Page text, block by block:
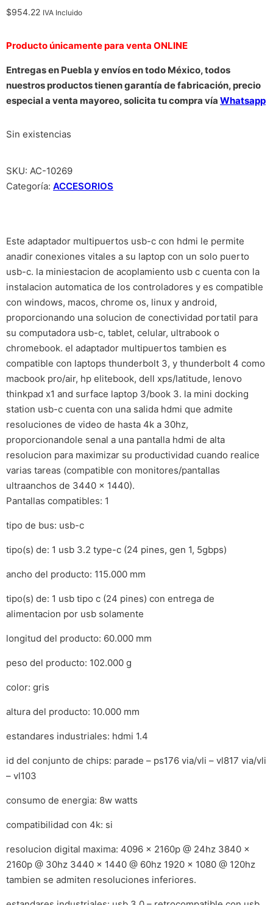
$954.22 IVA Incluido
Producto únicamente para venta ONLINE
Entregas en Puebla y envíos en todo México, todos
nuestros productos tienen garantía de fabricación, precio
especial a venta mayoreo, solicita tu compra vía Whatsapp
Sin existencias
SKU: AC-10269
Categoría: ACCESORIOS
Este adaptador multipuertos usb-c con hdmi le permite
anadir conexiones vitales a su laptop con un solo puerto
usb-c. la miniestacion de acoplamiento usb c cuenta con la
instalacion automatica de los controladores y es compatible
con windows, macos, chrome os, linux y android,
proporcionando una solucion de conectividad portatil para
su computadora usb-c, tablet, celular, ultrabook o
chromebook. el adaptador multipuertos tambien es
compatible con laptops thunderbolt 3, y thunderbolt 4 como
macbook pro/air, hp elitebook, dell xps/latitude, lenovo
thinkpad x1 and surface laptop 3/book 3. la mini docking
station usb-c cuenta con una salida hdmi que admite
resoluciones de video de hasta 4k a 30hz,
proporcionandole senal a una pantalla hdmi de alta
resolucion para maximizar su productividad cuando realice
varias tareas (compatible con monitores/pantallas
ultraanchos de 3440 x 1440).
Pantallas compatibles: 1
tipo de bus: usb-c
tipo(s) de: 1 usb 3.2 type-c (24 pines, gen 1, 5gbps)
ancho del producto: 115.000 mm
tipo(s) de: 1 usb tipo c (24 pines) con entrega de
alimentacion por usb solamente
longitud del producto: 60.000 mm
peso del producto: 102.000 g
color: gris
altura del producto: 10.000 mm
estandares industriales: hdmi 1.4
id del conjunto de chips: parade – ps176 via/vli – vl817 via/vli
– vl103
consumo de energia: 8w watts
compatibilidad con 4k: si
resolucion digital maxima: 4096 x 2160p @ 24hz 3840 x
2160p @ 30hz 3440 x 1440 @ 60hz 1920 x 1080 @ 120hz
tambien se admiten resoluciones inferiores.